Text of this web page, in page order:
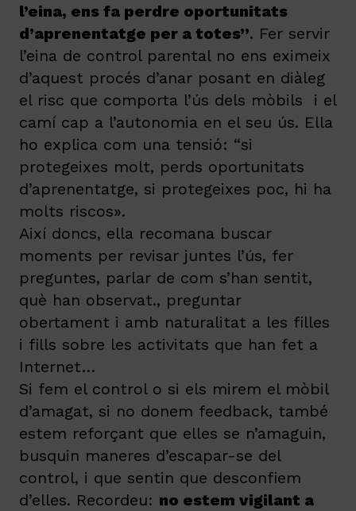
l’eina, ens fa perdre oportunitats
d’aprenentatge per a totes”. Fer servir
l’eina de control parental no ens eximeix
d’aquest procés d’anar posant en diàleg
el risc que comporta l’ús dels mòbils i el
camí cap a l’autonomia en el seu ús. Ella
ho explica com una tensió: “si
protegeixes molt, perds oportunitats
d’aprenentatge, si protegeixes poc, hi ha
molts riscos».
Així doncs, ella recomana buscar
moments per revisar juntes l’ús, fer
preguntes, parlar de com s’han sentit,
què han observat., preguntar
obertament i amb naturalitat a les filles
i fills sobre les activitats que han fet a
Internet…
Si fem el control o si els mirem el mòbil
d’amagat, si no donem feedback, també
estem reforçant que elles se n’amaguin,
busquin maneres d’escapar-se del
control, i que sentin que desconfiem
d’elles. Recordeu: no estem vigilant a